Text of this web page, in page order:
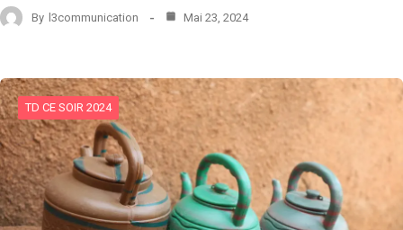
By l3communication Mai 23, 2024
TD CE SOIR 2024